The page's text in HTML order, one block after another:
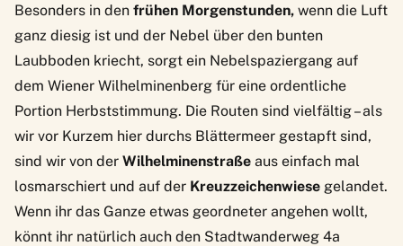
Besonders in den frühen Morgenstunden, wenn die Luft
ganz diesig ist und der Nebel über den bunten
Laubboden kriecht, sorgt ein Nebelspaziergang auf
dem Wiener Wilhelminenberg für eine ordentliche
Portion Herbststimmung. Die Routen sind vielfältig – als
wir vor Kurzem hier durchs Blättermeer gestapft sind,
sind wir von der Wilhelminenstraße aus einfach mal
losmarschiert und auf der Kreuzzeichenwiese gelandet.
Wenn ihr das Ganze etwas geordneter angehen wollt,
könnt ihr natürlich auch den Stadtwanderweg 4a